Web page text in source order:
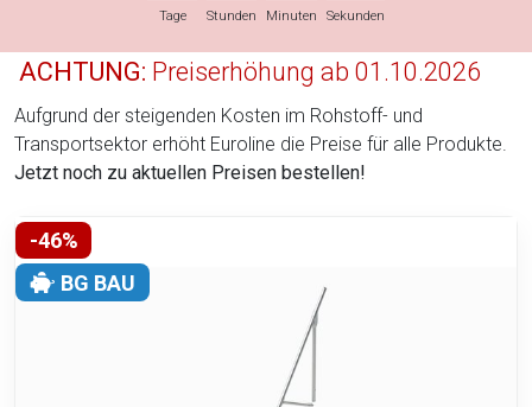
Tage Stunden Minuten Sekunden
ACHTUNG: Preiserhöhung ab 01.10.2026
Aufgrund der steigenden Kosten im Rohstoff- und
Transportsektor erhöht Euroline die Preise für alle Produkte.
Jetzt noch zu aktuellen Preisen bestellen!
-46%
BG BAU